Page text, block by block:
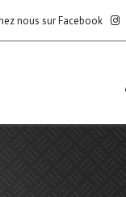
nous sur Facebook